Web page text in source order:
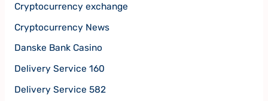
Cryptocurrency exchange
Cryptocurrency News
Danske Bank Casino
Delivery Service 160
Delivery Service 582